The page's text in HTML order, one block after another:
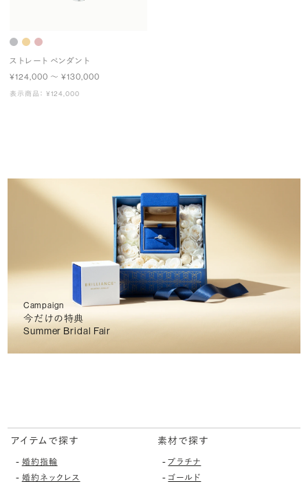
ストレート ペンダント
¥124,000 〜 ¥130,000
表示商品： ¥124,000
Campaign
今だけの特典
Summer Bridal Fair
アイテムで探す
- 婚約指輪
- 婚約ネックレス
素材で探す
-プラチナ
- ゴールド